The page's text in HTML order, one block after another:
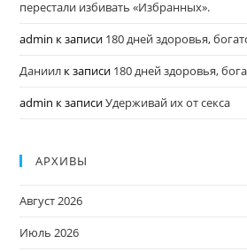
перестали избивать «Избранных».
admin к записи 180 дней здоровья,
Даниил к записи 180 дней здоровья,
admin к записиУдерживай их от секса
АРХИВЫ
Август 2026
Июль 2026